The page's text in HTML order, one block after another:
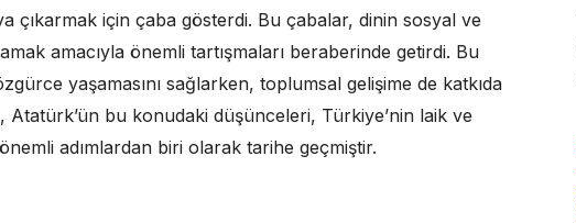
çıkarmak için çaba gösterdi. Bu çabalar, dinin sosyal ve
amacıyla önemli tartışmaları beraberinde getirdi. Bu
yaşamasını sağlarken, toplumsal gelişime de katkıda
bu konudaki düşünceleri, Türkiye’nin laik ve
adımlardan biri olarak tarihe geçmiştir.